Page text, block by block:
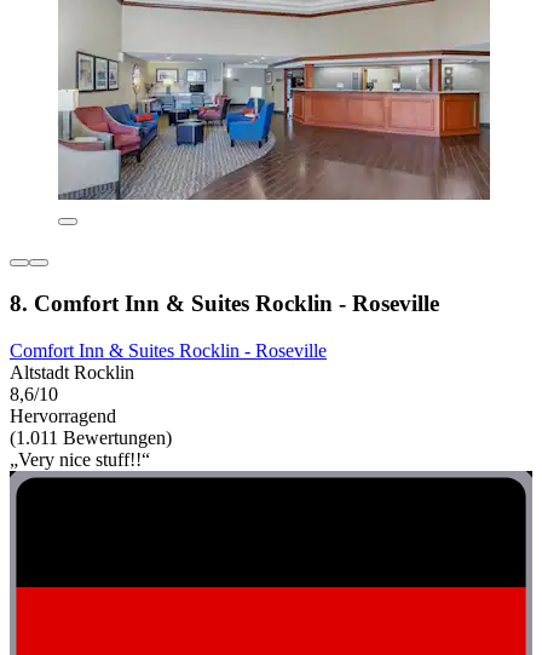
8. Comfort Inn & Suites Rocklin - Roseville
Comfort Inn & Suites Rocklin - Roseville
Altstadt Rocklin
8,6/10
Hervorragend
(1.011 Bewertungen)
„Very nice stuff!!“